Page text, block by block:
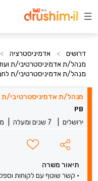
דרושים > אדמיניסטרציה
>
מנהל/ת אדמיניסטרטיבי/ת ועוד 4
מנהל/ת אדמיניסטרטיבי/ת
מנהל/ת אדמיניסטרטיבי/ת
PB
ירושלים 7 שנים ומעלה
תיאור משרה
• קשר שוטף עם לקוחות